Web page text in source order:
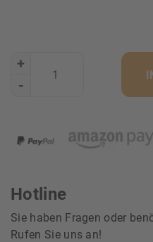
+
-
Hotline
Sie haben Fragen oder
Rufen Sie uns an!